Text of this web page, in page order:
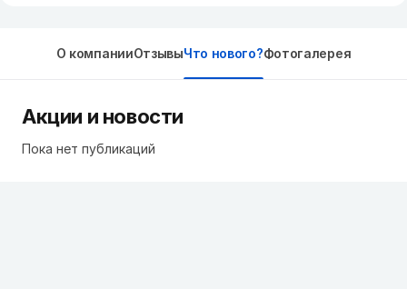
О компанииОтзывыЧто нового?Фотогалерея
Акции и новости
Пока нет публикаций